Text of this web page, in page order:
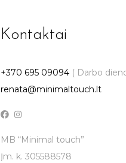
Kontaktai
+370 695 09094 ( Darbo
renata@minimaltouch.lt
MB “Minimal touch”
Įm. k. 305588578